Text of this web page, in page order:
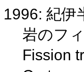
1996: 紀伊
岩のフ
Fission